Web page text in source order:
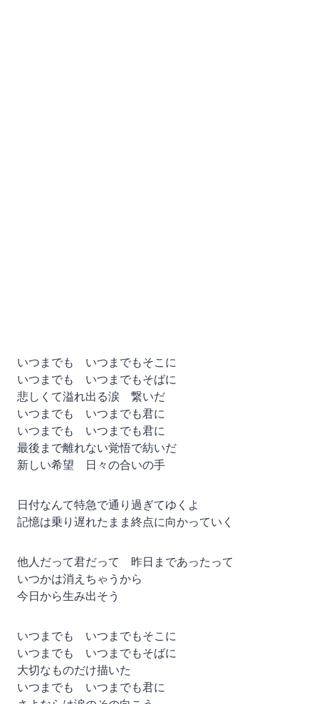
いつまでも いつまでもそこに
いつまでも いつまでもそばに
悲しくて溢れ出る涙 繋いだ
いつまでも いつまでも君に
いつまでも いつまでも君に
最後まで離れない覚悟で紡いだ
新しい希望 日々の合いの手
日付なんて特急で通り過ぎてゆくよ
記憶は乗り遅れたまま終点に向かっていく
他人だって君だって 昨日まであったって
いつかは消えちゃうから
今日から生み出そう
いつまでも いつまでもそこに
いつまでも いつまでもそばに
大切なものだけ描いた
いつまでも いつまでも君に